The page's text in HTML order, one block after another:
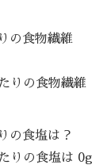
の食物繊維
りの食物繊維
の食塩は？
りの食塩は 0g